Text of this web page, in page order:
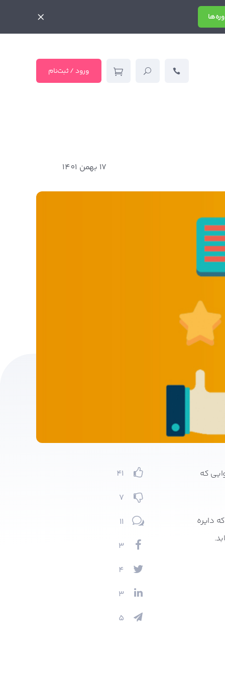
ورود / ثبت‌نام
17 بهمن 1401
41
7
11
3
4
3
5
خارجی، توانستیم فهرستی از 10 نوع محتوایی که